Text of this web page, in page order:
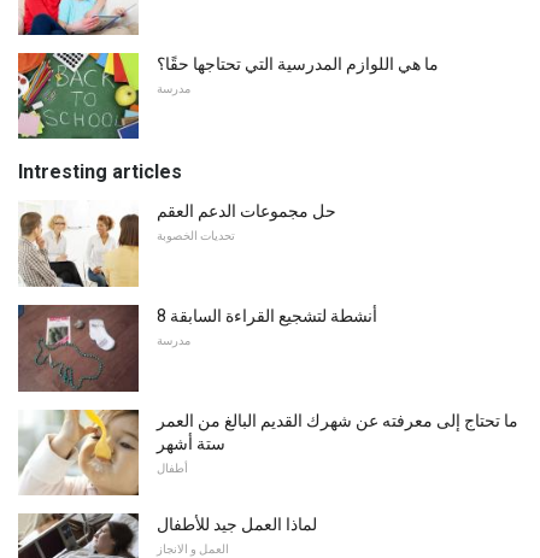
ما هي اللوازم المدرسية التي تحتاجها حقًا؟
مدرسة
Intresting articles
حل مجموعات الدعم العقم
تحديات الخصوبة
8 أنشطة لتشجيع القراءة السابقة
مدرسة
ما تحتاج إلى معرفته عن شهرك القديم البالغ من العمر
ستة أشهر
أطفال
لماذا العمل جيد للأطفال
العمل و الانجاز